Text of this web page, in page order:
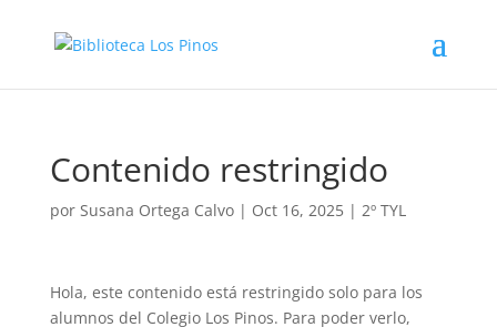
Contenido restringido
por Susana Ortega Calvo| Oct 16, 2025| 2º TYL
Hola, este contenido está restringido solo para los
alumnos del Colegio Los Pinos. Para poder verlo,